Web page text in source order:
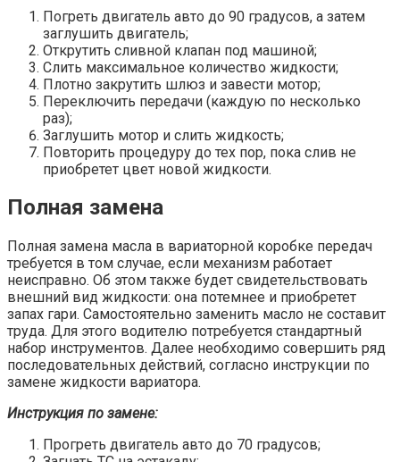
Погреть двигатель авто до 90 градусов, а затем
заглушить двигатель;
Открутить сливной клапан под машиной;
Слить максимальное количество жидкости;
Плотно закрутить шлюз и завести мотор;
Переключить передачи (каждую по несколько
раз);
Заглушить мотор и слить жидкость;
Повторить процедуру до тех пор, пока слив не
приобретет цвет новой жидкости.
Полная замена
Полная замена масла в вариаторной коробке передач
требуется в том случае, если механизм работает
неисправно. Об этом также будет свидетельствовать
внешний вид жидкости: она потемнее и приобретет
запах гари. Самостоятельно заменить масло не составит
труда. Для этого водителю потребуется стандартный
набор инструментов. Далее необходимо совершить ряд
последовательных действий, согласно инструкции по
замене жидкости вариатора.
Инструкция по замене:
Прогреть двигатель авто до 70 градусов;